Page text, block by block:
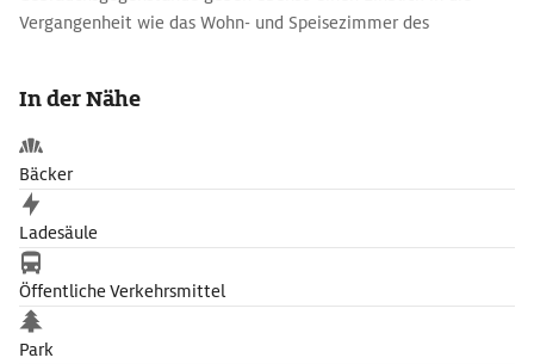
Vergangenheit wie das Wohn- und Speisezimmer des
Jahre.
In der Nähe
Bäcker
Ladesäule
Öffentliche Verkehrsmittel
Park